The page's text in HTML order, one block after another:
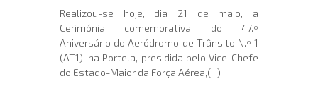
Realizou-se hoje, dia 21 de maio, a
Cerimónia comemorativa do 47.º
Aniversário do Aeródromo de Trânsito N.º 1
(AT1), na Portela, presidida pelo Vice-Chefe
do Estado-Maior da Força Aérea,(...)